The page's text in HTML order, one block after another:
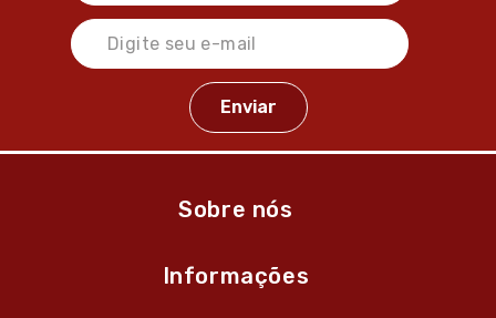
Sobre nós
Informações